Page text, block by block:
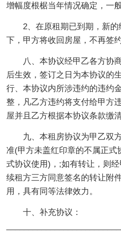
增幅度根椐当年情况确定，一
2、在原租期已到期，新
下，甲方将收回房屋，不再签约
八、本协议经甲乙各方协
后生效，签订之日为本协议的
行、本协议内所涉违约的违约
整，凡乙方违约将支付给甲方
屋并且乙方根据本协议条款缴
九、本租房协议为甲乙双
准(甲方未盖红印章的不属正式
式协议使用)，;如有转让，则
续租方三方同意签名的转让附
用，具有同等法律效力。
十、补充协议：